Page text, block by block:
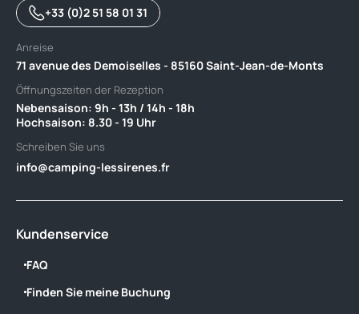
+33 (0)2 51 58 01 31
Anreise
71 avenue des Demoiselles - 85160 Saint-Jean-de-Monts
Öffnungszeiten der Rezeption
Nebensaison: 9h - 13h / 14h - 18h ‎ ‎ ‎ ‎ ‎ ‎ ‎ ‎ ‎ ‎ ‎ ‎ ‎ ‎ ‎ ‎ ‎ ‎ ‎ ‎ ‎ ‎ ‎ ‎ ‎ ‎ ‎ ‎ ‎ ‎ ‎ ‎ ‎ ‎ ‎ ‎ ‎ ‎ ‎ ‎ ‎ ‎ ‎
Hochsaison: 8.30 - 19 Uhr
Schreiben Sie uns
info@camping-lessirenes.fr
Kundenservice
FAQ
Finden Sie meine Buchung